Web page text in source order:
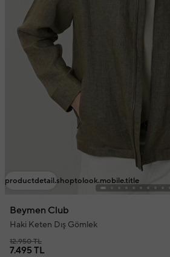
productdetail.shoptolook.mobile.title
Beymen Club
Haki Keten Dış Gömlek
12.950 TL
7.495 TL